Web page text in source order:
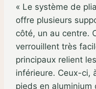
« Le système de
offre plusieurs
côté, un au centre.
verrouillent très
principaux relient
inférieure. Ceux-ci,
pieds en aluminium